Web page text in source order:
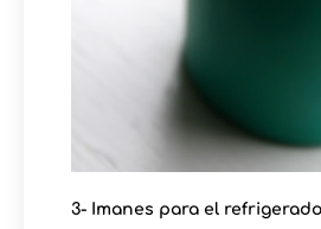
3- Imanes para el